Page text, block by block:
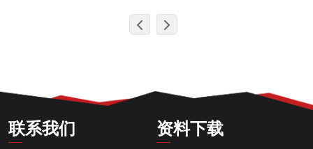
联系我们 资料下载